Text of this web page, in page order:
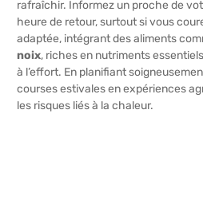
rafraîchir. Informez un proche de
heure de retour, surtout si vous
adaptée, intégrant des aliments
noix, riches en nutriments
à l’effort. En planifiant
courses estivales en expériences
les risques liés à la chaleur.